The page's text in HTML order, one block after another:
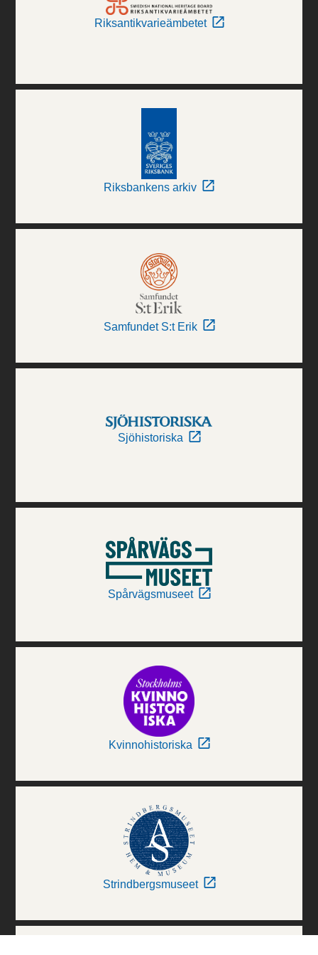
Riksantikvarieämbetet
Riksbankens arkiv
Samfundet S:t Erik
Sjöhistoriska
Spårvägsmuseet
Kvinnohistoriska
Strindbergsmuseet